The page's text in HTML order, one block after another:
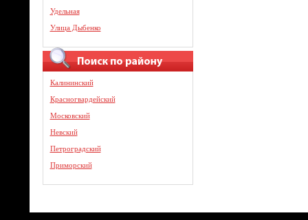
Удельная
Улица Дыбенко
Калининский
Красногвардейский
Московский
Невский
Петроградский
Приморский